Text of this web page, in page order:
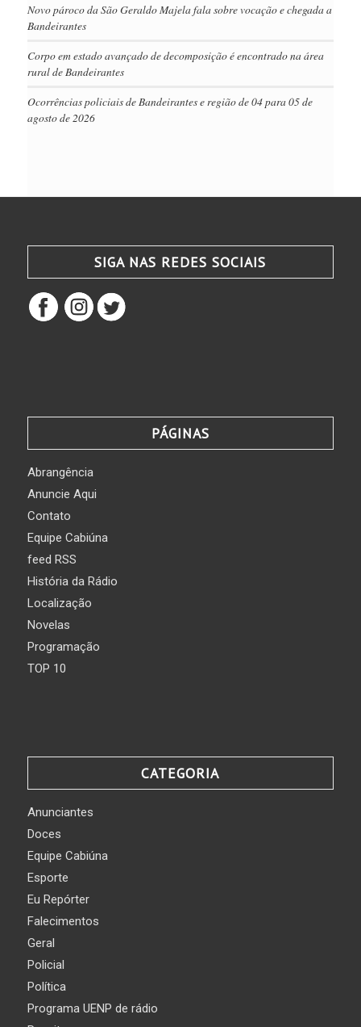
Novo pároco da São Geraldo Majela fala sobre vocação e chegada a
Bandeirantes
Corpo em estado avançado de decomposição é encontrado na área
rural de Bandeirantes
Ocorrências policiais de Bandeirantes e região de 04 para 05 de
agosto de 2026
SIGA NAS REDES SOCIAIS
PÁGINAS
Abrangência
Anuncie Aqui
Contato
Equipe Cabiúna
feed RSS
História da Rádio
Localização
Novelas
Programação
TOP 10
CATEGORIA
Anunciantes
Doces
Equipe Cabiúna
Esporte
Eu Repórter
Falecimentos
Geral
Policial
Política
Programa UENP de rádio